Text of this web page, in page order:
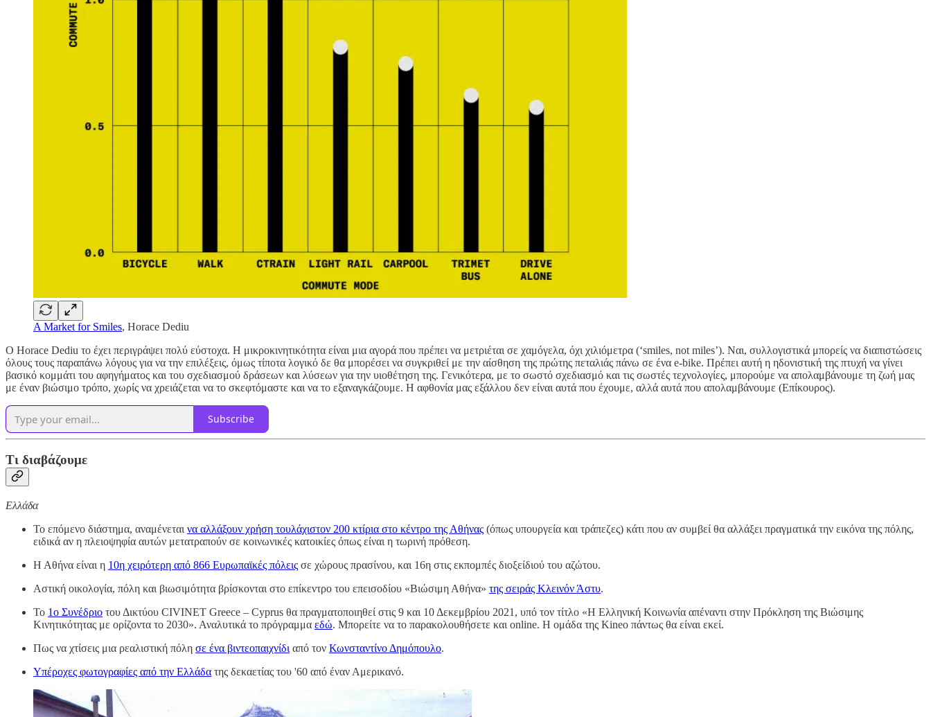
A Market for Smiles, Horace Dediu
Ο Horace Dediu το έχει περιγράψει πολύ εύστοχα. Η μικροκινητικότητα είναι μια αγορά που πρέπει να μετριέται σε χαμόγελα, όχι χιλιόμετρα (‘smiles, not miles’). Ναι, συλλογιστικά μπορείς να διαπιστώσεις
όλους τους παραπάνω λόγους για να την επιλέξεις, όμως τίποτα λογικό δε θα μπορέσει να συγκριθεί με την αίσθηση της πρώτης πεταλιάς πάνω σε ένα e-bike. Πρέπει αυτή η ηδονιστική της πτυχή να γίνει
βασικό κομμάτι του αφηγήματος και του σχεδιασμού δράσεων και λύσεων για την υιοθέτηση της. Γενικότερα, με το σωστό σχεδιασμό και τις σωστές τεχνολογίες, μπορούμε να απολαμβάνουμε τη ζωή μας
με έναν βιώσιμο τρόπο, χωρίς να χρειάζεται να το σκεφτόμαστε και να το εξαναγκάζουμε. Η αφθονία μας εξάλλου δεν είναι αυτά που έχουμε, αλλά αυτά που απολαμβάνουμε (Επίκουρος).
Subscribe
Τι διαβάζουμε
Ελλάδα
Το επόμενο διάστημα, αναμένεται να αλλάξουν χρήση τουλάχιστον 200 κτίρια στο κέντρο της Αθήνας (όπως υπουργεία και τράπεζες) κάτι που αν συμβεί θα αλλάξει πραγματικά την εικόνα της πόλης,
ειδικά αν η πλειοψηφία αυτών μετατραπούν σε κοινωνικές κατοικίες όπως είναι η τωρινή πρόθεση.
Η Αθήνα είναι η 10η χειρότερη από 866 Ευρωπαϊκές πόλεις σε χώρους πρασίνου, και 16η στις εκπομπές διοξείδιού του αζώτου.
Αστική οικολογία, πόλη και βιωσιμότητα βρίσκονται στο επίκεντρο του επεισοδίου «Βιώσιμη Αθήνα» της σειράς Κλεινόν Άστυ.
Το 1o Συνέδριο του Δικτύου CIVINET Greece – Cyprus θα πραγματοποιηθεί στις 9 και 10 Δεκεμβρίου 2021, υπό τον τίτλο «Η Ελληνική Κοινωνία απέναντι στην Πρόκληση της Βιώσιμης
Κινητικότητας με ορίζοντα το 2030». Αναλυτικά το πρόγραμμα εδώ. Μπορείτε να το παρακολουθήσετε και online. Η ομάδα της Kineo πάντως θα είναι εκεί.
Πως να χτίσεις μια ρεαλιστική πόλη σε ένα βιντεοπαιχνίδι από τον Κωνσταντίνο Δημόπουλο.
Υπέροχες φωτογραφίες από την Ελλάδα της δεκαετίας του '60 από έναν Αμερικανό.